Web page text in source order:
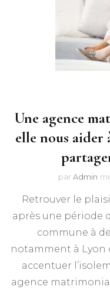
Une agence
elle nous
par Admin
Retrouver le
après une période
commune à
notamment à Lyon
accentuer
agence